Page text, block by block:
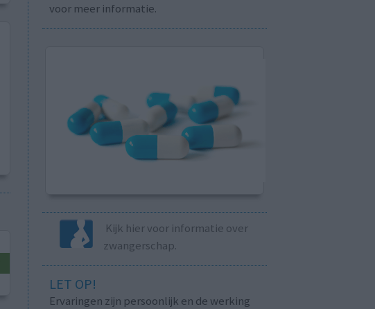
voor meer informatie.
Kijk hier voor informatie over
zwangerschap.
LET OP!
Ervaringen zijn persoonlijk en de werking